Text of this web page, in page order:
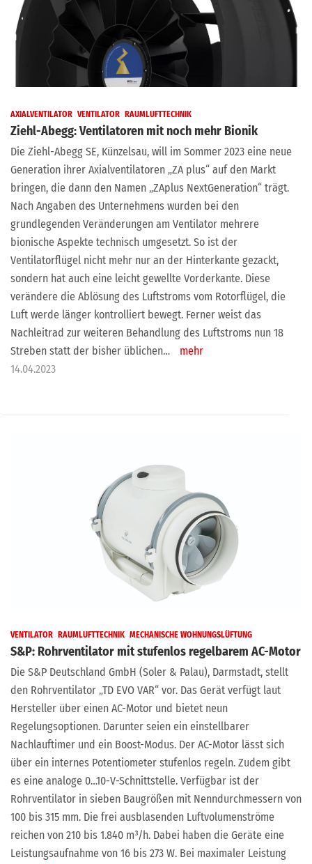
AXIALVENTILATOR VENTILATOR RAUMLUFTTECHNIK
Ziehl-Abegg: Ventilatoren mit noch mehr Bionik
Die Ziehl-Abegg SE, Künzelsau, will im Sommer 2023 eine neue
Generation ihrer Axialventilatoren „ZA plus“ auf den Markt
bringen, die dann den Namen „ZAplus NextGeneration“ trägt.
Nach Angaben des Unternehmens wurden bei den
grundlegenden Veränderungen am Ventilator mehrere
bionische Aspekte technisch umgesetzt. So ist der
Ventilatorflügel nicht mehr nur an der Hinterkante gezackt,
sondern hat auch eine leicht gewellte Vorderkante. Diese
verändere die Ablösung des Luftstroms vom Rotorflügel, die
Luft werde länger kontrolliert bewegt. Ferner weist das
Nachleitrad zur weiteren Behandlung des Luftstroms nun 18
Streben statt der bisher üblichen…
mehr
14.04.2023
VENTILATOR RAUMLUFTTECHNIK MECHANISCHE WOHNUNGSLÜFTUNG
S&P: Rohrventilator mit stufenlos regelbarem AC-Motor
Die S&P Deutschland GmbH (Soler & Palau), Darmstadt, stellt
den Rohrventilator „TD EVO VAR“ vor. Das Gerät verfügt laut
Hersteller über einen AC-Motor und bietet neun
Regelungsoptionen. Darunter seien ein einstellbarer
Nachlauftimer und ein Boost-Modus. Der AC-Motor lässt sich
über ein internes Potentiometer stufenlos regeln. Zudem gibt
es eine analoge 0…10-V-Schnittstelle. Verfügbar ist der
Rohrventilator in sieben Baugrößen mit Nenndurchmessern von
100 bis 315 mm. Die frei ausblasenden Luftvolumenströme
reichen von 210 bis 1.840 m³/h. Dabei haben die Geräte eine
Leistungsaufnahme von 16 bis 273 W. Bei maximaler Leistung